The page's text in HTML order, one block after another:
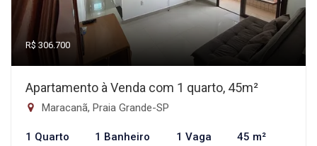
R$ 306.700
Apartamento à Venda com 1 quarto, 45m²
Maracanã, Praia Grande-SP
1 Quarto 1 Banheiro 1 Vaga 45 m²